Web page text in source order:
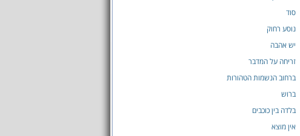
סוד
נוסע רחוק
יש אהבה
זריחה על המדבר
ברחוב הנשמות הטהורות
ברוש
בלדה בין כוכבים
אין מוצא